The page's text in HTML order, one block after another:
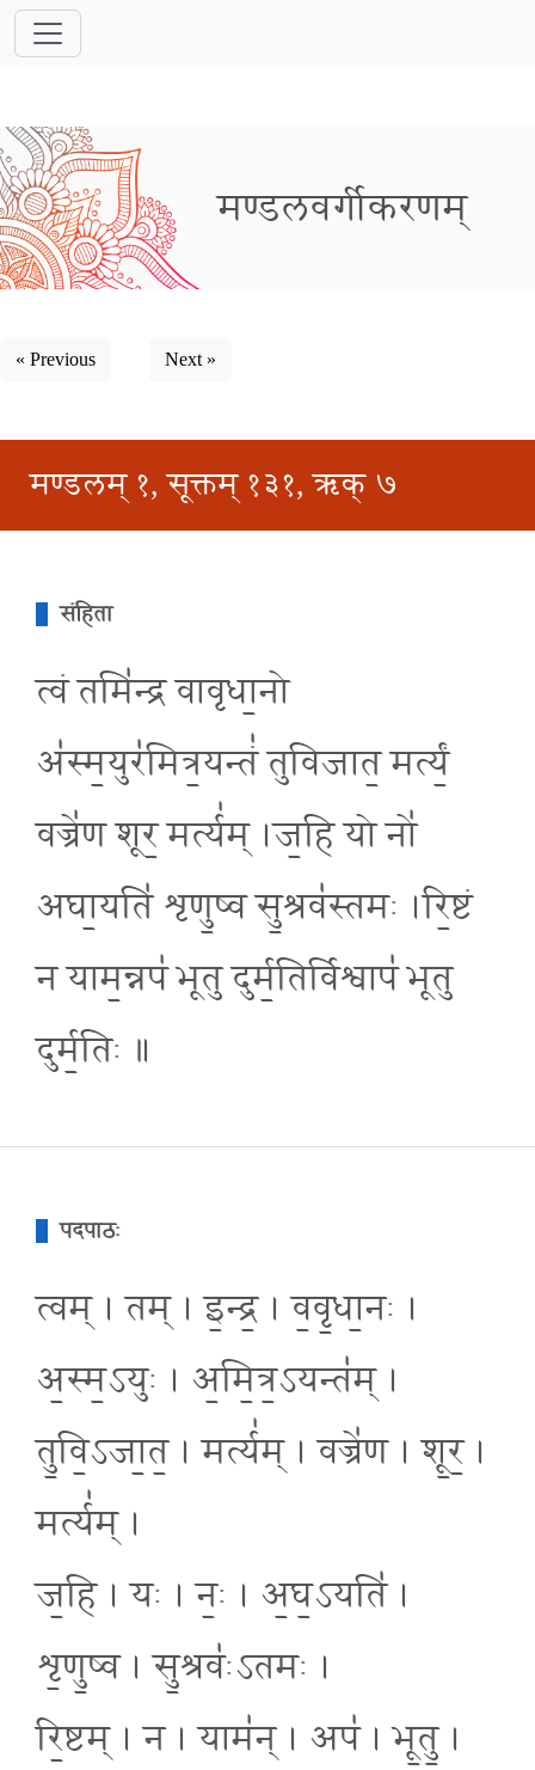
मण्डलवर्गीकरणम्
« Previous Next »
मण्डलम् १, सूक्तम् १३१, ऋक् ७
संहिता
त्वं तमि॑न्द्र वावृधा॒नो
अ॑स्म॒युर॑मित्र॒यन्तं॑ तुविजात॒ मर्त्यं॒
वज्रे॑ण शूर॒ मर्त्य॑म् ।ज॒हि यो नो॑
अघा॒यति॑ शृणु॒ष्व सु॒श्रव॑स्तमः ।रि॒ष्टं
न याम॒न्नप॑ भूतु दुर्म॒तिर्विश्वाप॑ भूतु
दुर्म॒तिः ॥
पदपाठः
त्वम् । तम् । इ॒न्द्र॒ । व॒वृ॒धा॒नः ।
अ॒स्म॒ऽयुः । अ॒मि॒त्र॒ऽयन्त॑म् ।
तु॒वि॒ऽजा॒त॒ । मर्त्य॑म् । वज्रे॑ण । शू॒र॒ ।
मर्त्य॑म् ।
ज॒हि । यः । नः॒ । अ॒घ॒ऽयति॑ ।
शृ॒णु॒ष्व । सु॒श्रवः॑ऽतमः ।
रि॒ष्टम् । न । याम॑न् । अप॑ । भू॒तु॒ ।